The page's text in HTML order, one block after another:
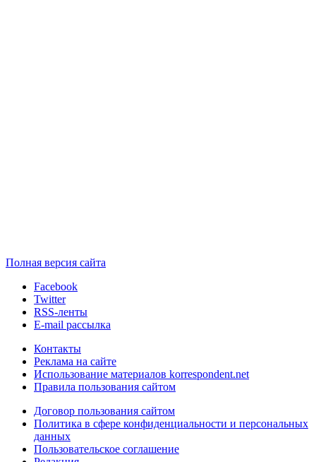
Полная версия сайта
Facebook
Twitter
RSS-ленты
E-mail рассылка
Контакты
Реклама на сайте
Использование материалов korrespondent.net
Правила пользования сайтом
Договор пользования сайтом
Политика в сфере конфиденциальности и персональных
данных
Пользовательское соглашение